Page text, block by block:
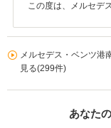
この度は、メルセデ
下さい。担当 吉田
メルセデス・ベンツ港
見る(299件)
あなた